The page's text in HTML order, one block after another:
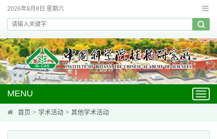
2026年8月8日 星期六
MENU
首页 > 学术活动 > 其他学术活动